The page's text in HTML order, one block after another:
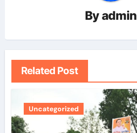
Byadmin
Related Post
Uncategorized